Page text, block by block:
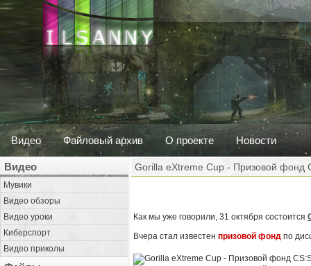
Видео Файловый архив О проекте Новости
Видео
Мувики
Видео обзоры
Видео уроки
Киберспорт
Видео приколы
Gorilla eXtreme Cup - Призовой фонд
Как мы уже говорили, 31 октября состоится
Вчера стал известен призовой фонд по